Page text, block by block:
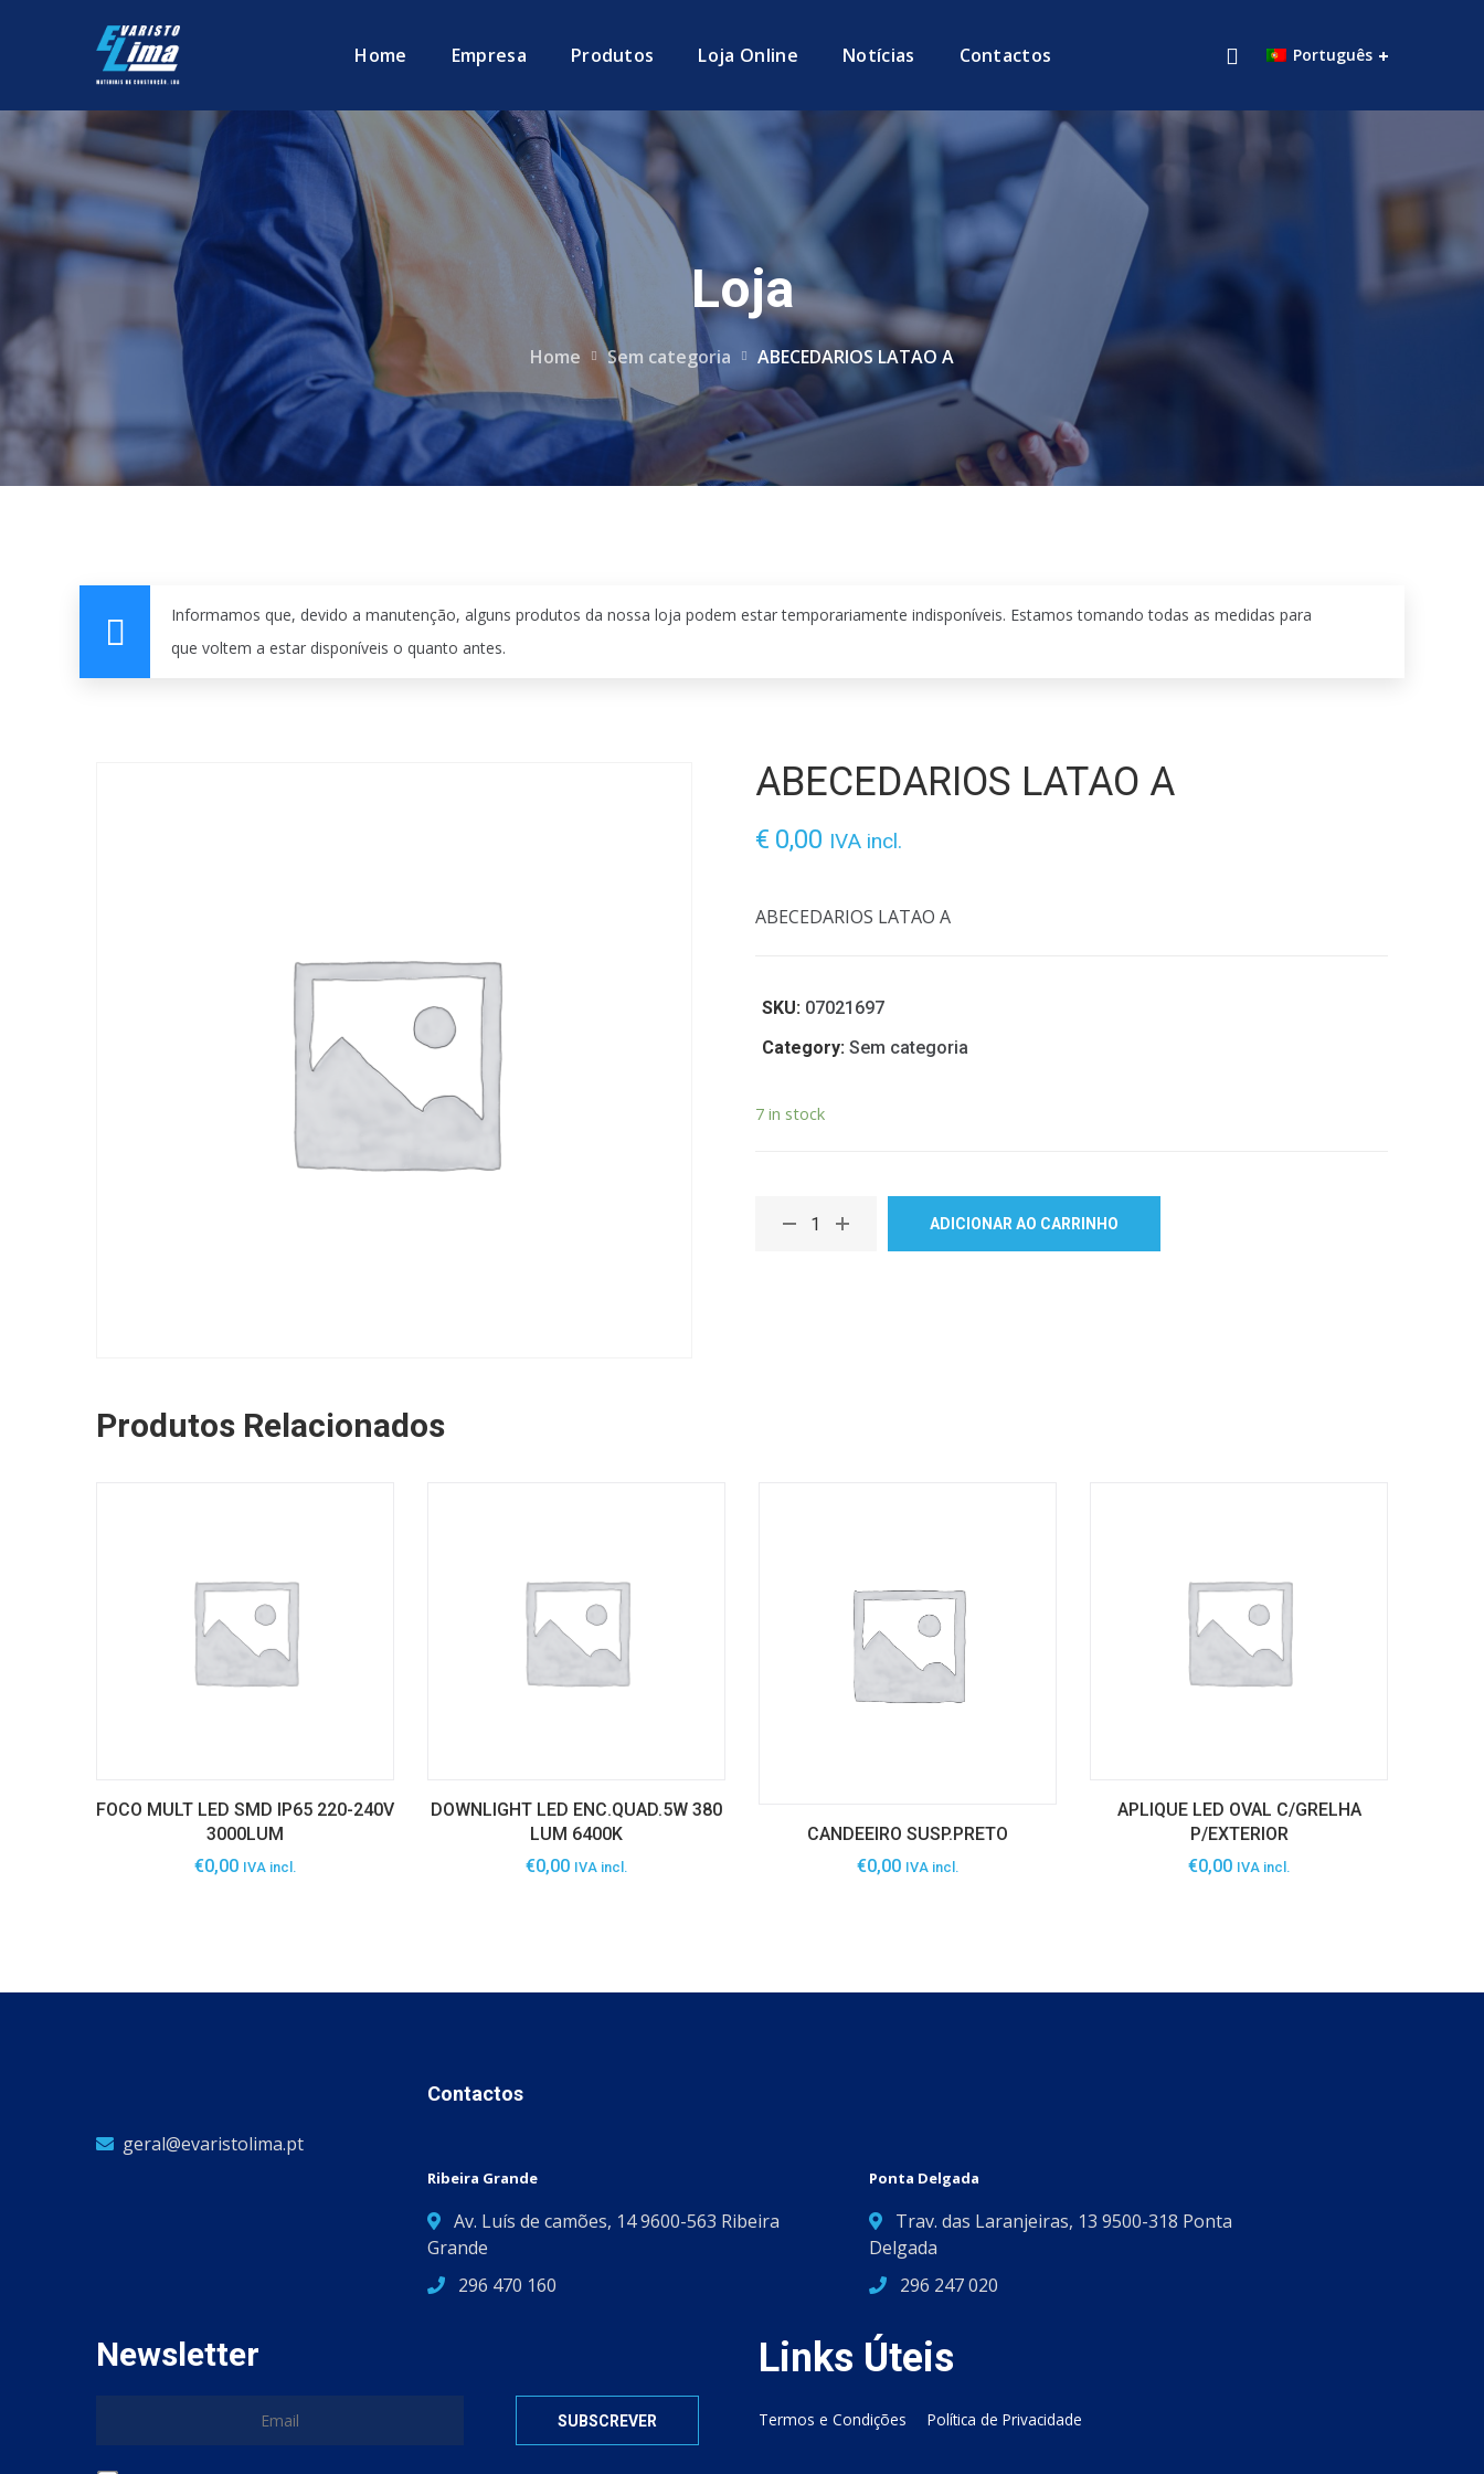
Home Empresa Produtos Loja Online Notícias Contactos Português
Loja
Home Sem categoria ABECEDARIOS LATAO A
Informamos que, devido a manutenção, alguns produtos da nossa loja podem estar temporariamente indisponíveis. Estamos tomando todas as medidas para
que voltem a estar disponíveis o quanto antes.
ABECEDARIOS LATAO A
€ 0,00 IVA incl.
ABECEDARIOS LATAO A
SKU: 07021697
Category: Sem categoria
7 in stock
ADICIONAR AO CARRINHO
Produtos Relacionados
FOCO MULT LED SMD IP65 220-240V
3000LUM
€0,00 IVA incl.
DOWNLIGHT LED ENC.QUAD.5W 380
LUM 6400K
€0,00 IVA incl.
CANDEEIRO SUSP.PRETO
€0,00 IVA incl.
APLIQUE LED OVAL C/GRELHA
P/EXTERIOR
€0,00 IVA incl.
geral@evaristolima.pt
Contactos
Ribeira Grande
Av. Luís de camões, 14 9600-563 Ribeira
Grande
296 470 160
Ponta Delgada
Trav. das Laranjeiras, 13 9500-318 Ponta
Delgada
296 247 020
Newsletter Links Úteis
Termos e Condições Política de Privacidade